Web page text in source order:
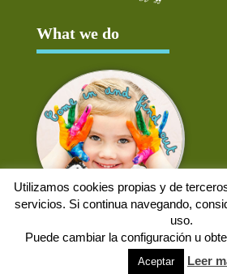
What we do
Utilizamos cookies propias y de
servicios. Si continua navegando,
uso.
Puede cambiar la configuración u
Aceptar Leer
Aviso Legal Política de cookies